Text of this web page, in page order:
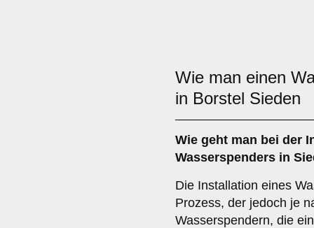
Wie man einen
in Borstel Sieden
Wie geht man bei der
Wasserspenders in
Die Installation eines
Prozess, der jedoch je
Wasserspendern, die